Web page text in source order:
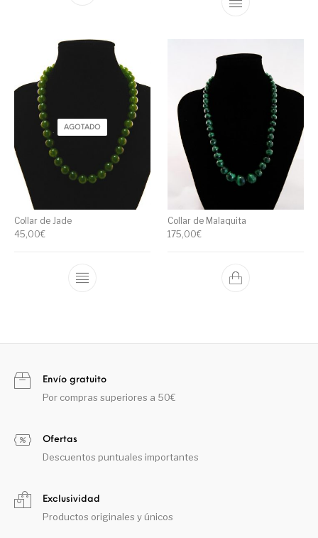
AGOTADO
Collar de Jade
45,00€
Collar de Malaquita
175,00€
Envío gratuito
Por compras superiores a 50€
Ofertas
Descuentos puntuales importantes
Exclusividad
Productos originales y únicos